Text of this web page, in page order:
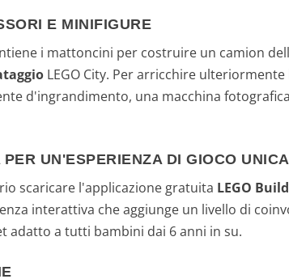
E MINIFIGURE
i mattoncini per costruire un camion
LEGO City. Per arricchire
d'ingrandimento, una macchina
UN'ESPERIENZA DI GIOCO UNICA
scaricare l'applicazione gratuita LEGO
interattiva che aggiunge un livello di
adatto a tutti bambini dai 6 anni in su.